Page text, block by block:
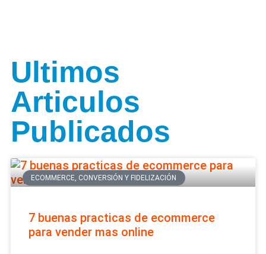
Ultimos
Articulos
Publicados
ECOMMERCE, CONVERSIÓN Y FIDELIZACIÓN
7 buenas practicas de ecommerce
para vender mas online